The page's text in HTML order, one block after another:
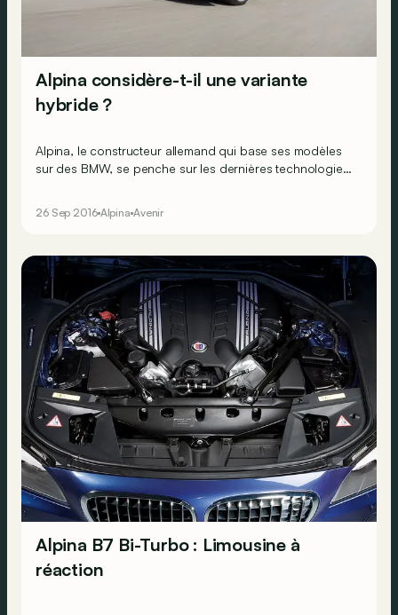
Alpina considère-t-il une variante
hybride ?
Alpina, le constructeur allemand qui base ses modèles
sur des BMW, se penche sur les dernières technologies
donc certainement pas à exclure…
26 Sep 2016 Alpina Avenir
Alpina B7 Bi-Turbo : Limousine à
réaction